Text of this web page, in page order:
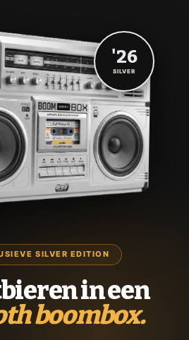
SILVER EDITION
in een
boombox.
'26
SILVER